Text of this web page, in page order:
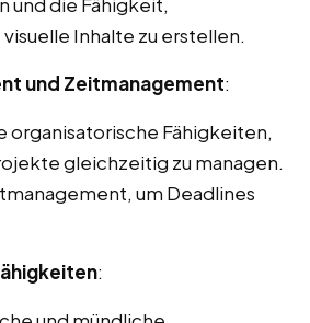
Inhalte zu erstellen.
und Zeitmanagement:
organisatorische Fähigkeiten,
gleichzeitig zu managen.
um Deadlines
: